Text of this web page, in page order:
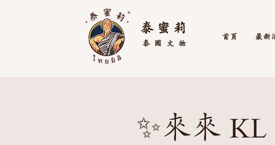
泰 蜜 莉
文物
泰國
首頁 最新
✨來來 KL